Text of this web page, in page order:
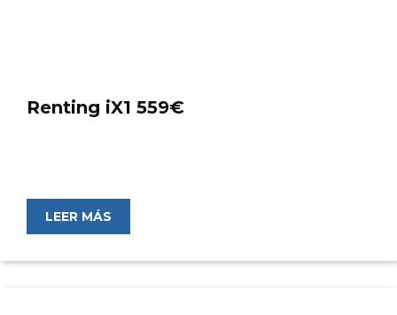
Renting iX1 559€
LEER MÁS